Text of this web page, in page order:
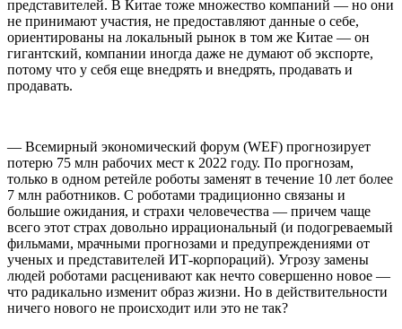
представителей. В Китае тоже множество компаний — но они
не принимают участия, не предоставляют данные о себе,
ориентированы на локальный рынок в том же Китае — он
гигантский, компании иногда даже не думают об экспорте,
потому что у себя еще внедрять и внедрять, продавать и
продавать.
— Всемирный экономический форум (WEF) прогнозирует
потерю 75 млн рабочих мест к 2022 году. По прогнозам,
только в одном ретейле роботы заменят в течение 10 лет более
7 млн работников. С роботами традиционно связаны и
большие ожидания, и страхи человечества — причем чаще
всего этот страх довольно иррациональный (и подогреваемый
фильмами, мрачными прогнозами и предупреждениями от
ученых и представителей ИТ-корпораций). Угрозу замены
людей роботами расценивают как нечто совершенно новое —
что радикально изменит образ жизни. Но в действительности
ничего нового не происходит или это не так?